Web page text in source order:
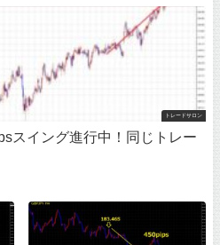
トレードサロン
スイング進行中！同じトレー